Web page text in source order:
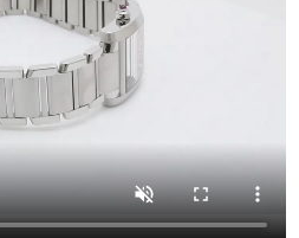
ましては、プライバシーの関係上WEBへ
てもお答えできません。
為、サイトでのご注文と店頭処理との時
すようお願いいたします。
、外装および内部機械に代替部品を使用